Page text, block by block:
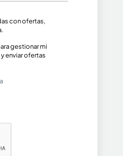
con ofertas,
gestionar mi
enviar ofertas